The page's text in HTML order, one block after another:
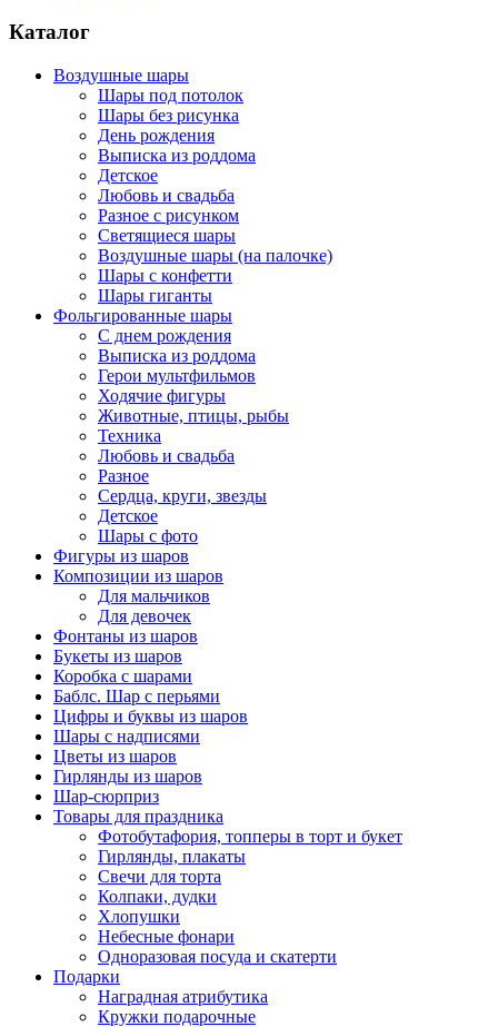
Каталог
Воздушные шары
Шары под потолок
Шары без рисунка
День рождения
Выписка из роддома
Детское
Любовь и свадьба
Разное с рисунком
Светящиеся шары
Воздушные шары (на палочке)
Шары с конфетти
Шары гиганты
Фольгированные шары
С днем рождения
Выписка из роддома
Герои мультфильмов
Ходячие фигуры
Животные, птицы, рыбы
Техника
Любовь и свадьба
Разное
Сердца, круги, звезды
Детское
Шары с фото
Фигуры из шаров
Композиции из шаров
Для мальчиков
Для девочек
Фонтаны из шаров
Букеты из шаров
Коробка с шарами
Баблс. Шар с перьями
Цифры и буквы из шаров
Шары с надписями
Цветы из шаров
Гирлянды из шаров
Шар-сюрприз
Товары для праздника
Фотобутафория, топперы в торт и букет
Гирлянды, плакаты
Свечи для торта
Колпаки, дудки
Хлопушки
Небесные фонари
Одноразовая посуда и скатерти
Подарки
Наградная атрибутика
Кружки подарочные